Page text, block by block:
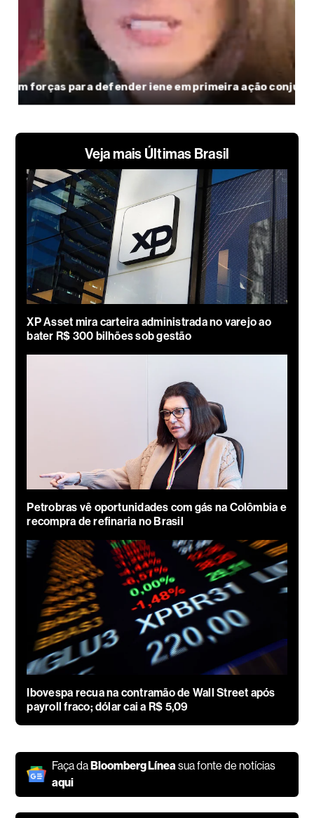
Veja mais Últimas Brasil
XP Asset mira carteira administrada no varejo ao
bater R$ 300 bilhões sob gestão
Petrobras vê oportunidades com gás na Colômbia e
recompra de refinaria no Brasil
Ibovespa recua na contramão de Wall Street após
payroll fraco; dólar cai a R$ 5,09
Faça daBloomberg Línea sua fonte de notícias
aqui